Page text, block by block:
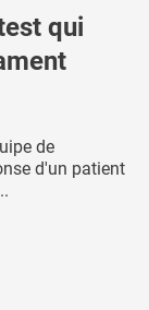
qui
de
d'un patient